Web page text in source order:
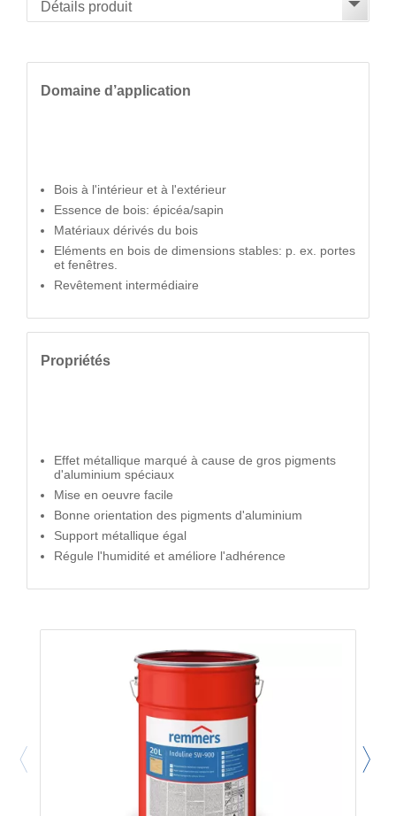
Domaine d’application
Bois à l'intérieur et à l'extérieur
Essence de bois: épicéa/sapin
Matériaux dérivés du bois
Eléments en bois de dimensions stables: p. ex. portes
et fenêtres.
Revêtement intermédiaire
Propriétés
Effet métallique marqué à cause de gros pigments
d'aluminium spéciaux
Mise en oeuvre facile
Bonne orientation des pigments d'aluminium
Support métallique égal
Régule l'humidité et améliore l'adhérence